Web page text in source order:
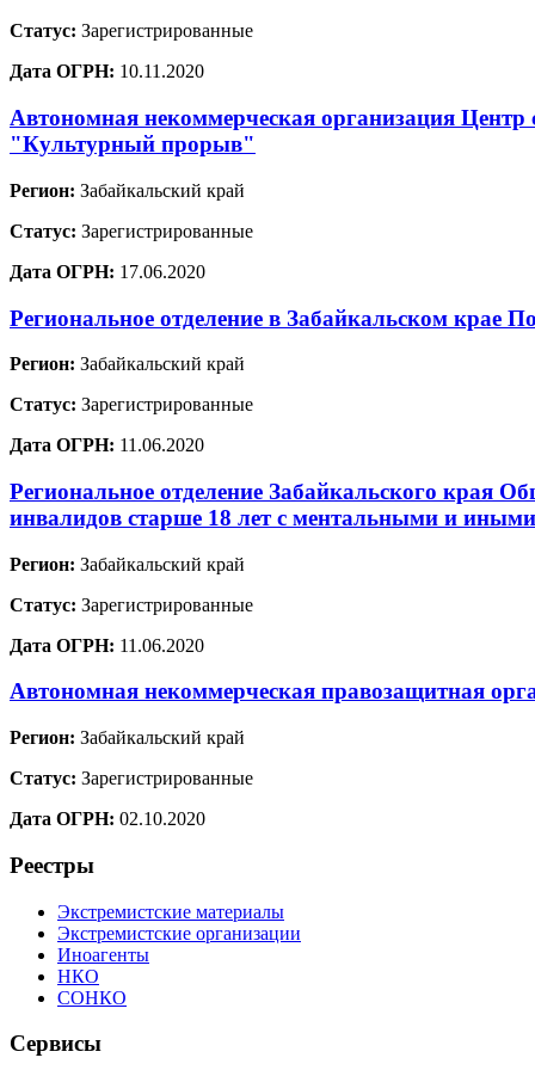
Статус: Зарегистрированные
Дата ОГРН: 10.11.2020
Автономная некоммерческая организация Центр
"Культурный прорыв"
Регион: Забайкальский край
Статус: Зарегистрированные
Дата ОГРН: 17.06.2020
Региональное отделение в Забайкальском крае
Регион: Забайкальский край
Статус: Зарегистрированные
Дата ОГРН: 11.06.2020
Региональное отделение Забайкальского края
инвалидов старше 18 лет с ментальными и
Регион: Забайкальский край
Статус: Зарегистрированные
Дата ОГРН: 11.06.2020
Автономная некоммерческая правозащитная
Регион: Забайкальский край
Статус: Зарегистрированные
Дата ОГРН: 02.10.2020
Реестры
Экстремистские материалы
Экстремистские организации
Иноагенты
НКО
СОНКО
Сервисы